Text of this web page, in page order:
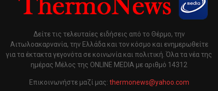
Δείτε τις τελευταίες ειδήσεις από το Θέρμο, την
Αιτωλοακαρνανία, την Ελλάδα και τον κόσμο και ενημερωθείτε
για τα έκτακτα γεγονότα σε κοινωνία και πολιτική. Όλα τα νέα της
ημέρας Μέλος της ONLINE MEDIA με αριθμό 14312
Επικοινωνήστε μαζί μας: thermonews@yahoo.com